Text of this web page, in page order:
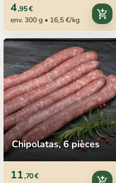
4,95 €
env. 300 g • 16,5 €/kg
add_shopping_cart
Chipolatas, 6 pièces
11,70 €